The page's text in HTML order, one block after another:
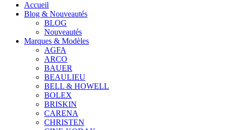
Accueil
Blog & Nouveautés
BLOG
Nouveautés
Marques & Modèles
AGFA
ARCO
BAUER
BEAULIEU
BELL & HOWELL
BOLEX
BRISKIN
CARENA
CHRISTEN